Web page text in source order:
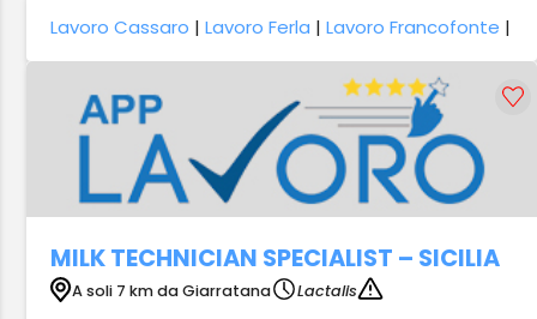
Lavoro Cassaro |Lavoro Ferla |Lavoro Francofonte |
MILK TECHNICIAN SPECIALIST – SICILIA
A soli 7 km da Giarratana
Lactalis